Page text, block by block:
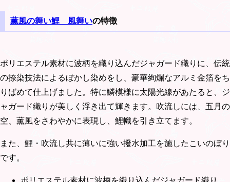
薫風の舞い鯉 風舞いの特徴
ポリエステル素材に波柄を織り込んだジャガード織りに、伝統
の捺染技法によるぼかし染めをし、豪華絢爛なアルミ金箔をち
りばめて仕上げました。特に鱗模様に太陽光線があたると、ジ
ャガード織りが美しく浮き出て輝きます。吹流しには、五月の
空、薫風をさわやかに表現し、鯉幟を引き立てます。
また、鯉・吹流し共に薄いに強い撥水加工を施したこいのぼり
です。
ポリエステル素材に波柄を織り込んだジャガード織り